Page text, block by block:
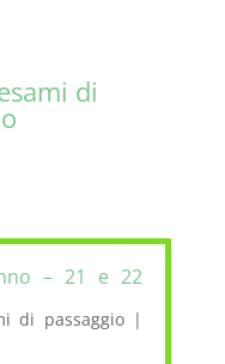
di
– 21 e 22
di passaggio|